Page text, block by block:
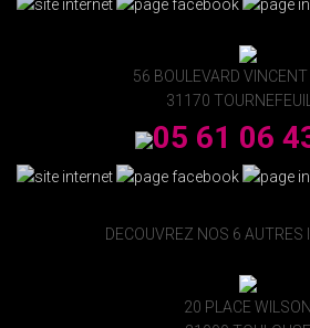
56 BOULEVARD
31170
05 61 06
DECOUVREZ NOS 6 AUTRES
20 PLACE WILSON